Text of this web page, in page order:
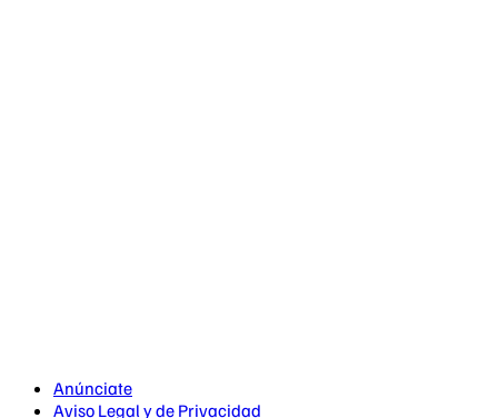
Anúnciate
Aviso Legal y de Privacidad